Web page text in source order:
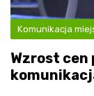
Komunikacja
Wzrost cen